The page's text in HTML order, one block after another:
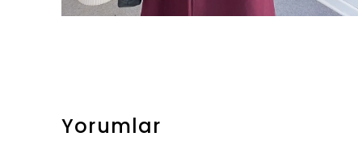
Yorumlar